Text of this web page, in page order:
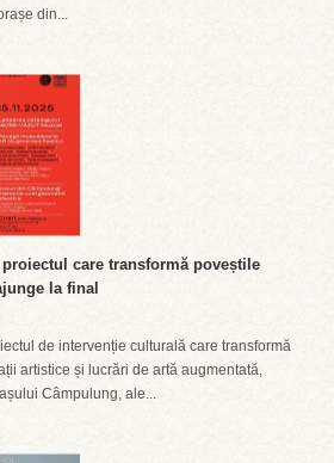
din...
proiectul care transformă poveștile
la final
de intervenție culturală care transformă
artistice și lucrări de artă augmentată,
Câmpulung, ale...